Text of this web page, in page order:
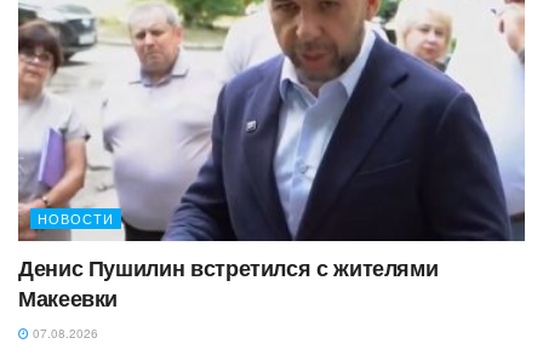
НОВОСТИ
Денис Пушилин встретился с жителями
Макеевки
07.08.2026